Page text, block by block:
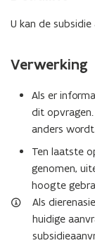
U kan de
Verwerking
Als er
dit
anders
Ten laatste
genomen,
hoogte
Als
huidige